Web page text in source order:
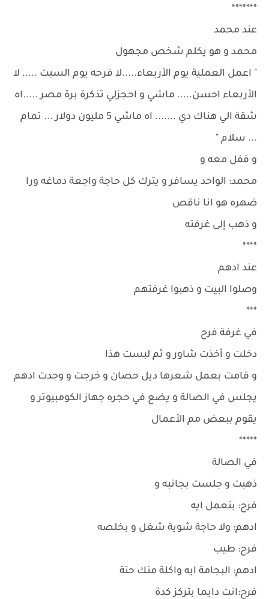
*******
عند محمد
محمد و هو يكلم شخص مجهول
" اعمل العملية يوم الأربعاء.....لا فرحه يوم السبت ..... لا
الأربعاء احسن..... ماشي و احجزلي تذكرة برة مصر .....اه
شقة الي هناك دي ....... اه ماشي 5 مليون دولار ... تمام
... سلام "
و قفل معه و
محمد: الواحد يسافر و يترك كل حاجة واجعة دماغه ورا
ضهره هو انا ناقص
و ذهب إلى غرفته
****
عند ادهم
وصلوا البيت و ذهبوا غرفتهم
***
في غرفة فرح
دخلت و أخذت شاور و ثم لبست هذا
و قامت بعمل شعرها ديل حصان و خرجت و وجدت ادهم
يجلس في الصالة و يضع في حجره جهاز الكومبيوتر و
يقوم ببعض مم الأعمال
*****
في الصالة
ذهبت و جلست بجانبه و
فرح: بتعمل ايه
ادهم: ولا حاجة شوية شغل و بخلصه
فرح: طيب
ادهم: البجامة ايه واكلة منك حتة
فرح:انت دايما بتركز كدة